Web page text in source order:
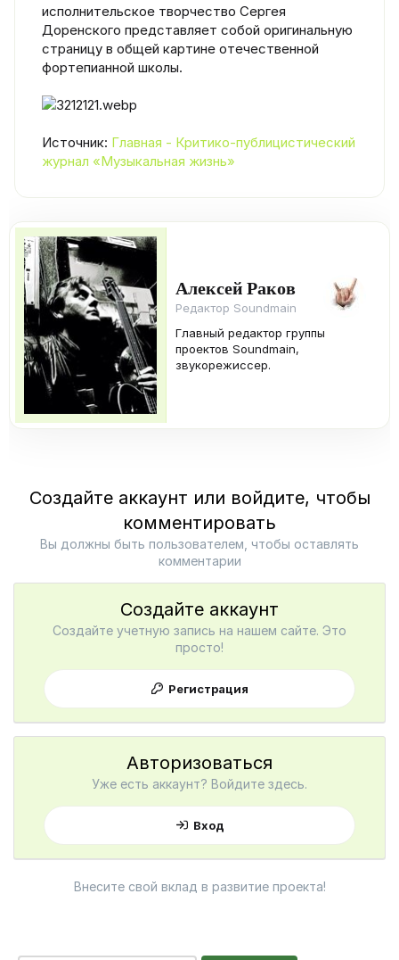
исполнительское творчество Сергея
Доренского представляет собой оригинальную
страницу в общей картине отечественной
фортепианной школы.
Источник: Главная - Критико-публицистический
журнал «Музыкальная жизнь»
Алексей Раков
Редактор Soundmain
Главный редактор группы
проектов Soundmain,
звукорежиссер.
Создайте аккаунт или войдите, чтобы
комментировать
Вы должны быть пользователем, чтобы оставлять
комментарии
Создайте аккаунт
Создайте учетную запись на нашем сайте. Это
просто!
Регистрация
Авторизоваться
Уже есть аккаунт? Войдите здесь.
Вход
Внесите свой вклад в развитие проекта!